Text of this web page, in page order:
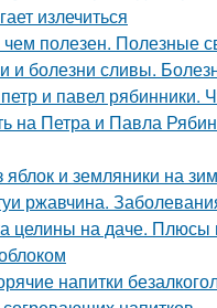
излечиться
полезен. Полезные
и болезни сливы.
и павел рябинники.
на Петра и Павла
яблок и земляники на
ржавчина.
целины на даче. Плюсы
напитки